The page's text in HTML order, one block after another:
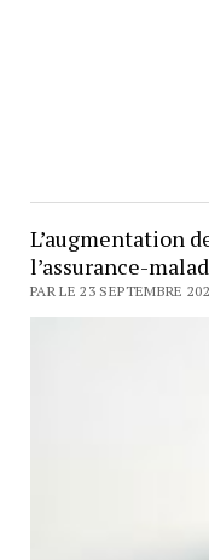
L’augmentation
l’assurance-
PAR LE 23 SEPTEMBRE